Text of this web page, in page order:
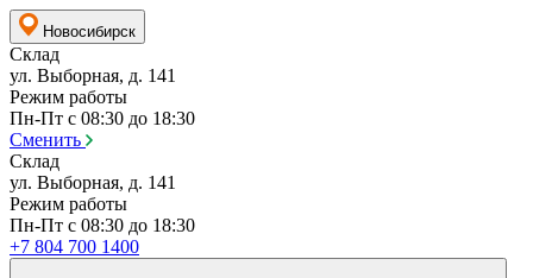
Новосибирск
Склад
ул. Выборная, д. 141
Режим работы
Пн-Пт с 08:30 до 18:30
Сменить
Склад
ул. Выборная, д. 141
Режим работы
Пн-Пт с 08:30 до 18:30
+7 804 700 1400